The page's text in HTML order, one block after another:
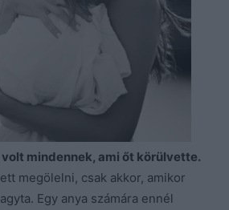
volt mindennek, ami őt körülvette.
megölelni, csak akkor, amikor
Egy anya számára ennél